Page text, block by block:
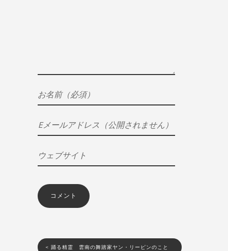
< 踊る精霊 雲南の舞踏家ヤン・リーピンのこと